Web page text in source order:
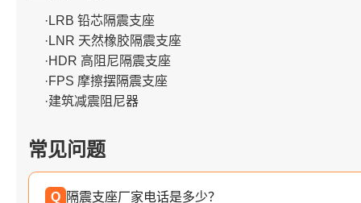
·LRB 铅芯隔震支座
·LNR 天然橡胶隔震支座
·HDR 高阻尼隔震支座
·FPS 摩擦摆隔震支座
·建筑减震阻尼器
常见问题
Q 隔震支座厂家电话是多少？